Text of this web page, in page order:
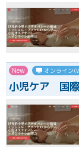
New オンライン
小児ケア 国